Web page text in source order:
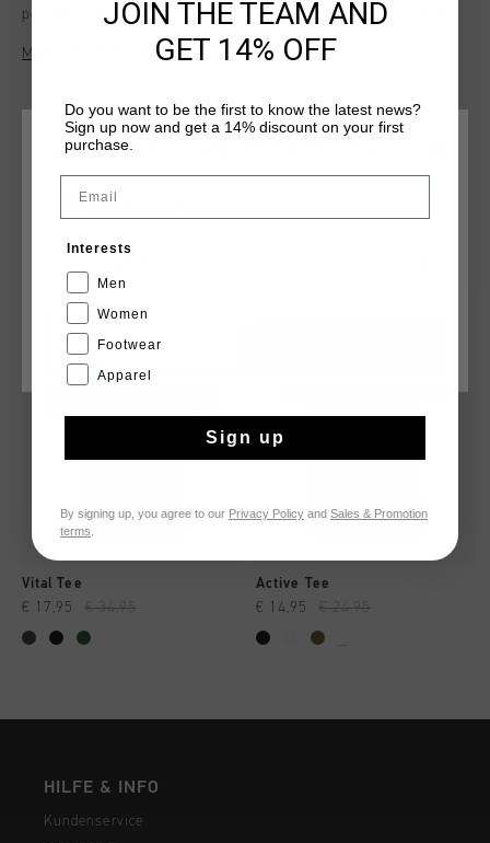
polyester, this regular-fit T-shirt offers lightweight comfort
and functionality. Featuring the iconic Cruyff C Lion logo on
the chest and reflective elements for added visibility, it's
modern design and practical features, the Blaze T-Shirt is a
versatile addition to any wardrobe.
Mehr Informationen
DAS KÖNNTE IHNEN AUCH GEFALLEN
Vital Tee
€ 17,95 € 34,95
Active Tee
€ 14,95 € 24,95
...
HILFE & INFO
Kundenservice
WÄHLEN SIE IHREN STANDORT UND IHRE SPRACHE
CANCEL
JOIN THE TEAM AND
GET 14% OFF
Do you want to be the first to know the latest news?
Sign up now and get a 14% discount on your first
purchase.
Interests
Men
Women
Footwear
Apparel
Sign up
By signing up, you agree to our Privacy Policy and Sales & Promotion
terms